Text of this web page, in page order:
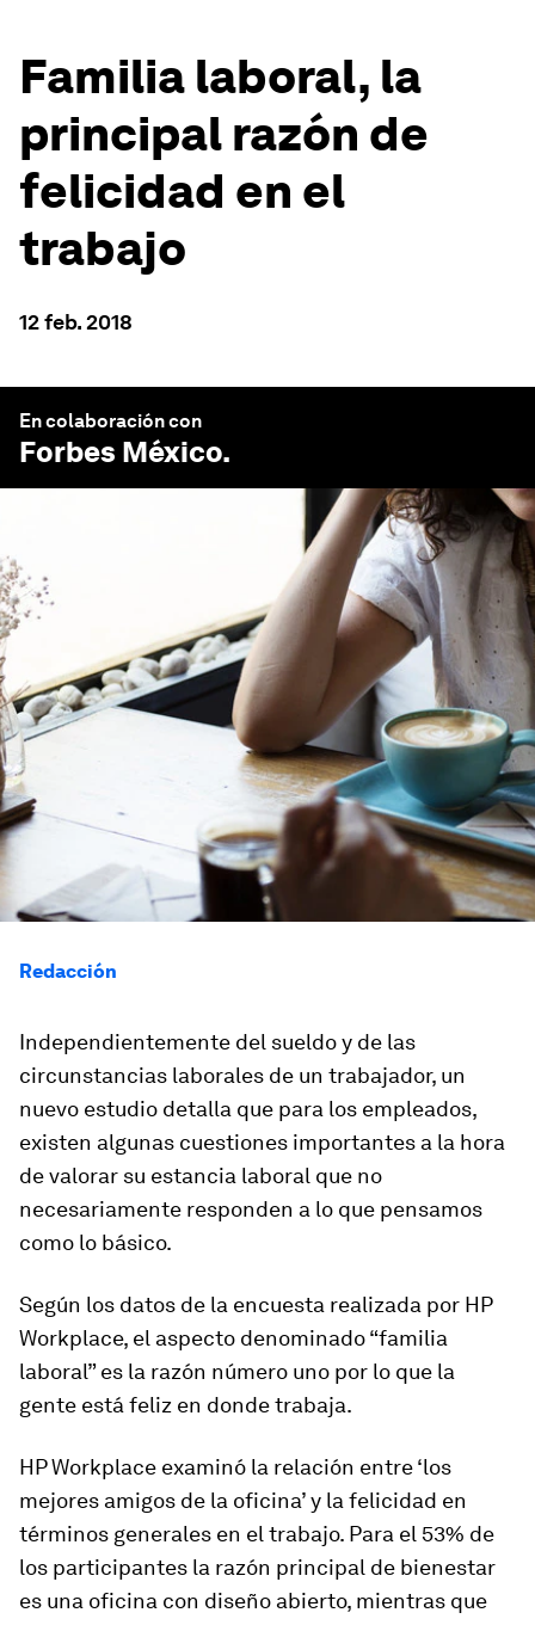
Familia laboral, la
principal razón de
felicidad en el
trabajo
12 feb. 2018
En colaboración con
Forbes México.
Redacción
Independientemente del sueldo y de las
circunstancias laborales de un trabajador, un
nuevo estudio detalla que para los empleados,
existen algunas cuestiones importantes a la hora
de valorar su estancia laboral que no
necesariamente responden a lo que pensamos
como lo básico.
Según los datos de la encuesta realizada por HP
Workplace, el aspecto denominado “familia
laboral” es la razón número uno por lo que la
gente está feliz en donde trabaja.
HP Workplace examinó la relación entre ‘los
mejores amigos de la oficina’ y la felicidad en
términos generales en el trabajo. Para el 53% de
los participantes la razón principal de bienestar
es una oficina con diseño abierto, mientras que